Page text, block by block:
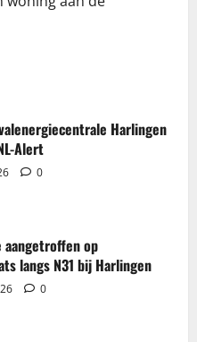
Harlingen
Alert
0
aangetroffen op
langs N31 bij Harlingen
0